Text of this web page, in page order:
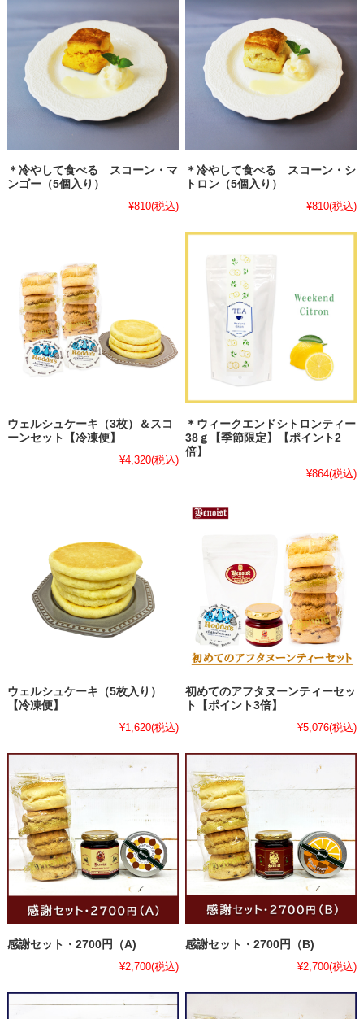
＊冷やして食べる スコーン・マ
ンゴー（5個入り）
¥810(税込)
＊冷やして食べる スコーン・シ
トロン（5個入り）
¥810(税込)
ウェルシュケーキ（3枚）＆スコ
ーンセット【冷凍便】
¥4,320(税込)
＊ウィークエンドシトロンティー
38ｇ【季節限定】【ポイント2
倍】
¥864(税込)
ウェルシュケーキ（5枚入り）
【冷凍便】
¥1,620(税込)
初めてのアフタヌーンティーセッ
ト【ポイント3倍】
¥5,076(税込)
感謝セット・2700円（A)
¥2,700(税込)
感謝セット・2700円（B)
¥2,700(税込)